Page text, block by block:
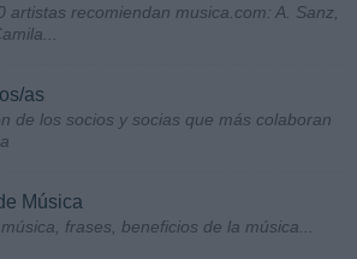
artistas recomiendan musica.com: A. Sanz,
as
de los socios y socias que más colaboran
Música
frases, beneficios de la música...